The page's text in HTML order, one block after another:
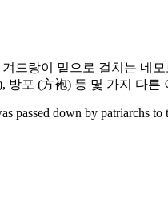
드랑이 밑으로 걸치는 네
방포 (方袍) 등 몇 가지 다른
passed down by patriarchs to